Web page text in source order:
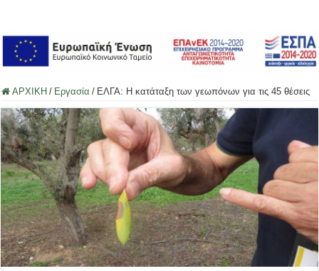
ΑΡΧΙΚΗ / Εργασία / ΕΛΓΑ: Η κατάταξη των γεωπόνων για τις 45 θέσεις